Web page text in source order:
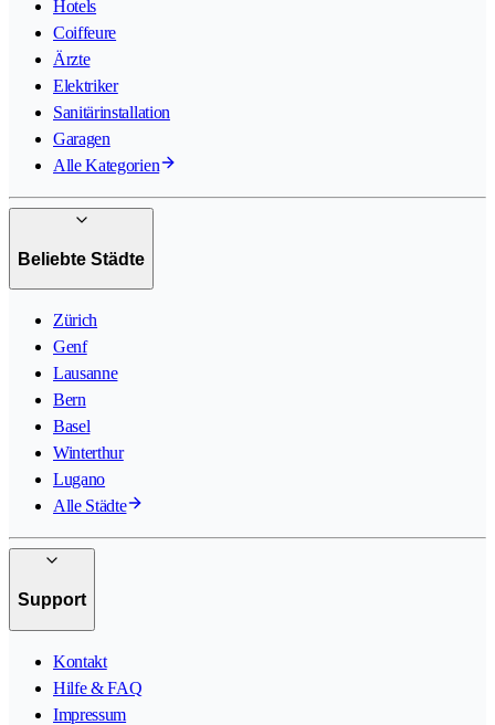
Hotels
Coiffeure
Ärzte
Elektriker
Sanitärinstallation
Garagen
Alle Kategorien
Beliebte Städte
Zürich
Genf
Lausanne
Bern
Basel
Winterthur
Lugano
Alle Städte
Support
Kontakt
Hilfe & FAQ
Impressum